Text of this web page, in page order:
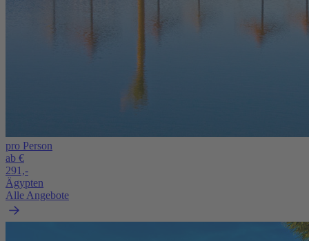
pro Person
ab €
291,-
Ägypten
Alle Angebote